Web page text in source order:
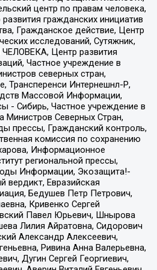
центр по правам человека,
гражданских инициатив
Гражданское действие, Центр
исследований, Сутяжник,
Центр развития
Частное учреждение в
северных стран,
Трансперенси Интернешнл-Р,
Массовой Информации,
- Сибирь, Частное учреждение в
Министров Северных Стран,
прессы, Гражданский контроль,
комиссия по сохранению
Информационное
региональной прессы,
Информации, Экозащита!-
вердикт, Евразийская
Бедушев Петр Петрович,
Кривенко Сергей
Павел Юрьевич, Шнырова
Лилия Айратовна, Сидорович
Александр Алексеевич,
Ривина Анна Валерьевна,
Дугин Сергей Георгиевич,